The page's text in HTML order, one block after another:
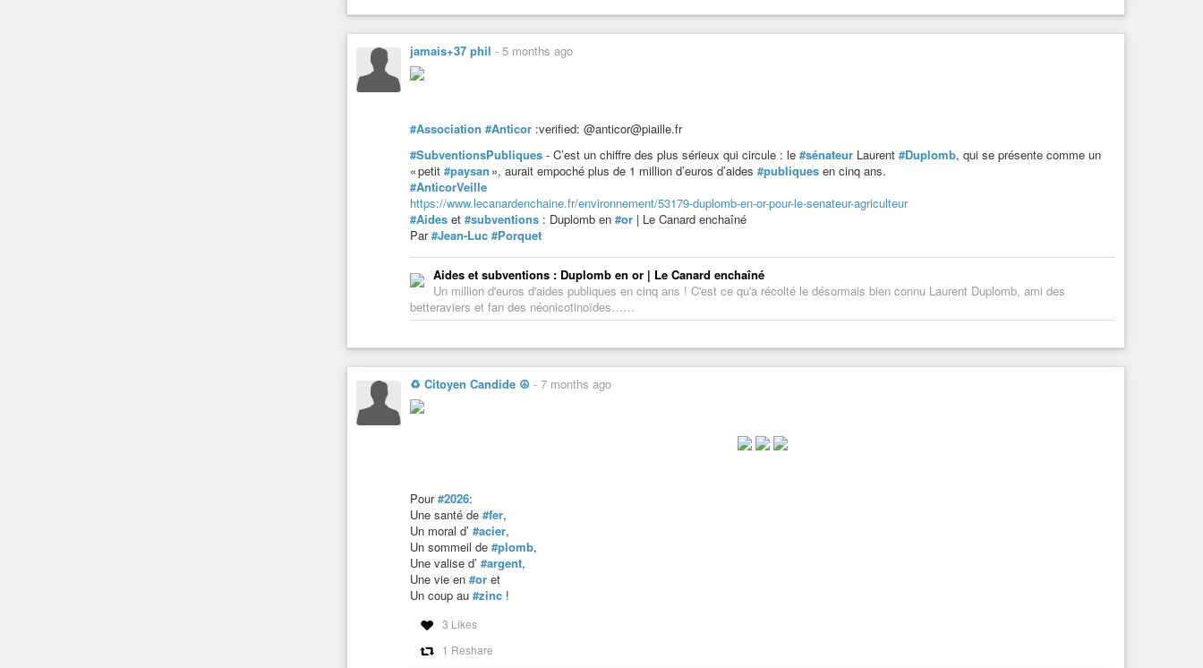
jamais+37 phil - 5 months ago
#Association #Anticor :verified: @anticor@piaille.fr
#SubventionsPubliques - C’est un chiffre des plus sérieux qui circule : le #sénateur Laurent #Duplomb, qui se présente comme un
« petit #paysan », aurait empoché plus de 1 million d’euros d’aides #publiques en cinq ans.
#AnticorVeille
https://www.lecanardenchaine.fr/environnement/53179-duplomb-en-or-pour-le-senateur-agriculteur
#Aides et #subventions : Duplomb en #or | Le Canard enchaîné
Par#Jean-Luc #Porquet
Aides et subventions : Duplomb en or | Le Canard enchaîné
Un million d'euros d'aides publiques en cinq ans ! C'est ce qu'a récolté le désormais bien connu Laurent Duplomb, ami des
betteraviers et fan des néonicotinoïdes……
♻ Citoyen Candide ☮ - 7 months ago
Pour#2026:
Une santé de #fer,
Un moral d’ #acier,
Un sommeil de #plomb,
Une valise d’ #argent,
Une vie en #or et
Un coup au #zinc !
3 Likes
1 Reshare